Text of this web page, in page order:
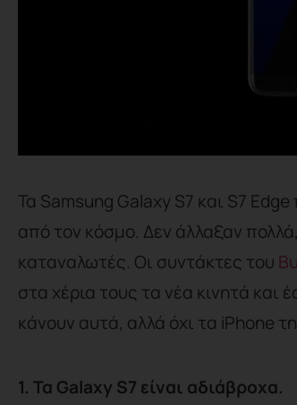
Τα Samsung Galaxy S7 και S7
από τον κόσμο. Δεν άλλαξαν
καταναλωτές. Οι συντάκτες του
στα χέρια τους τα νέα κινητά
κάνουν αυτά, αλλά όχι τα iPhone
1. Τα Galaxy S7 είναι αδιάβροχα.